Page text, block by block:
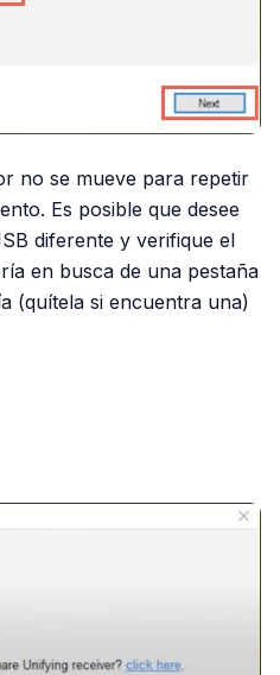
no se mueve para repetir
Es posible que desee
diferente y verifique el
en busca de una pestaña
(quítela si encuentra una)